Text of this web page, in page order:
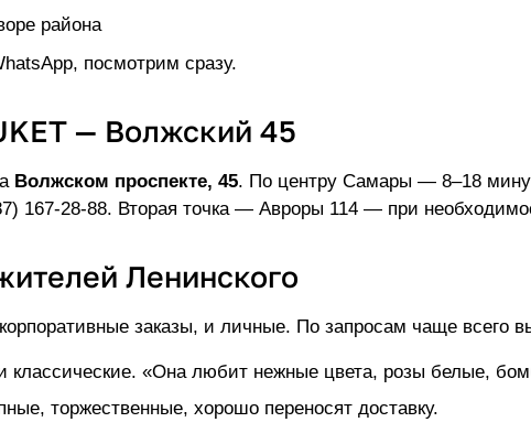
района
посмотрим сразу.
— Волжский 45
Волжском проспекте, 45. По центру Самары — 8–18
167-28-88. Вторая точка — Авроры 114 — при
Ленинского
заказы, и личные. По запросам чаще всего
«Она любит нежные цвета, розы белые,
торжественные, хорошо переносят доставку.